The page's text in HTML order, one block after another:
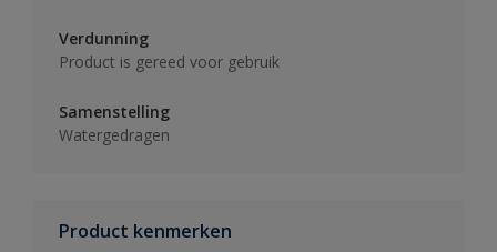
Verdunning
Product is gereed voor gebruik
Samenstelling
Watergedragen
Product kenmerken